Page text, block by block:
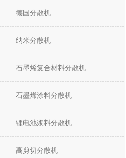
德国分散机
纳米分散机
石墨烯复合材料分散机
石墨烯涂料分散机
锂电池浆料分散机
高剪切分散机